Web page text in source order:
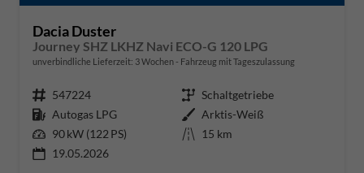
Dacia Duster
Journey SHZ LKHZ Navi ECO-G 120 LPG
unverbindliche Lieferzeit: 3 Wochen Fahrzeug mit Tageszulassung
Fahrzeugnr. 547224 Getriebe Schaltgetriebe
Kraftstoff Autogas LPG Außenfarbe Arktis-Weiß
Leistung 90 kW (122 PS) Kilometerstand 15 km
19.05.2026